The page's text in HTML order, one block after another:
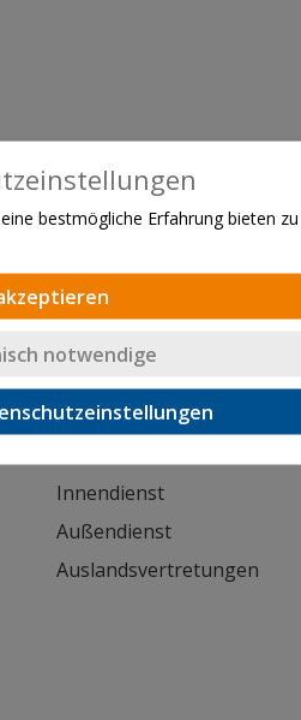
innerhalb von 24h
Kontakt
Innendienst
Außendienst
Auslandsvertretungen
bestmögliche Erfahrung bieten
notwendige